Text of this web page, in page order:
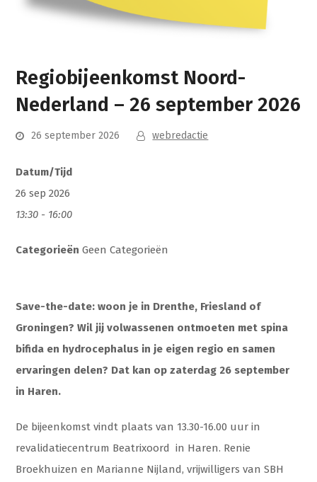
Regiobijeenkomst Noord-
Nederland – 26 september 2026
26 september 2026 webredactie
Datum/Tijd
26 sep 2026
13:30 - 16:00
Categorieën Geen Categorieën
Save-the-date: woon je in Drenthe, Friesland of
Groningen? Wil jij volwassenen ontmoeten met spina
bifida en hydrocephalus in je eigen regio en samen
ervaringen delen? Dat kan op zaterdag 26 september
in Haren.
De bijeenkomst vindt plaats van 13.30-16.00 uur in
revalidatiecentrum Beatrixoord in Haren. Renie
Broekhuizen en Marianne Nijland, vrijwilligers van SBH